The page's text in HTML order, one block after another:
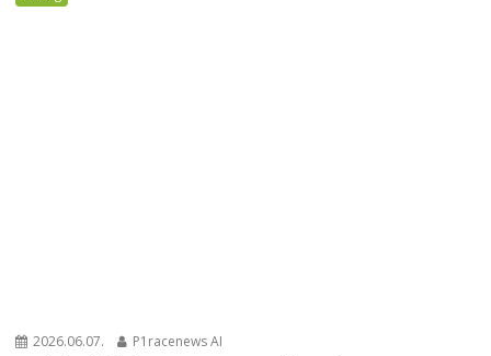
2026.06.07. P1racenews AI